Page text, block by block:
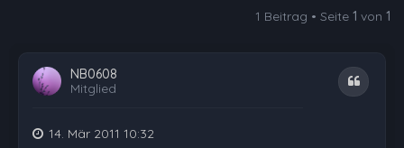
1 Beitrag • Seite 1 von 1
NB0608
Mitglied
Zitat
14. Mär 2011 10:32